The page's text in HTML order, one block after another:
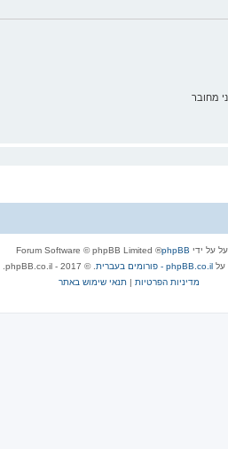
מחובר
על ידי phpBB
® Forum Software © phpBB Limited
על phpBB.co.il - פורומים בעברית
. © 2017 - phpBB.co.il.
מדיניות הפרטיות |תנאי שימוש באתר